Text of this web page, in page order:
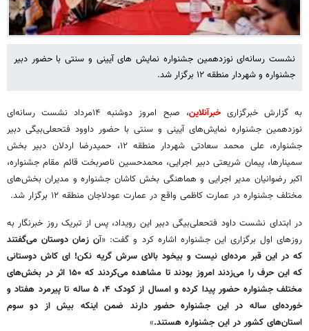
نشست رسانه‌ای نوزدهمین جشنواره نمایش های آیینی و سنتی با حضور دبیر
جشنواره و شهردار منطقه ۱۲ برگزار شد.
به گزارش خبرگزاریخبرآنلاین
، صبح امروز دوشنبه ۱۴مرداد نشست رسانه‌ای
نوزدهمین جشنواره نمایش‌های آیینی و سنتی با حضور داوود فتحعلی‌بیگی دبیر
جشنواره، علی محمد سعادتی شهردار منطقه ۱۲، حمیدرضا اردلان دبیر بخش
سمینارها، پیمان شریعتی دبیر اجرایی، محمدحسین ناصربخت قائم مقام جشنواره،
اکبر رضوانیان مدیر اجرایی و هماهنگی بخش کاشان جشنواره و مدیران بخش‌های
مختلف جشنواره در عمارت کاظمی واقع در عمارت عودلاجان منطقه ۱۲ برگزار شد.
در ابتدای نشست داود فتحعلی‌بیگی دبیر این رویداد، پس از تبریک روز خبرنگار به
روزهای اول برگزاری این جشنواره اشاره کرد و گفت: «آن زمان دوستان می‌گفتند
که در این قبر مرده‌ای نیست و بیخود بالای سرش گریه نکن! ای کاش دوستانی
که این حرف را می‌زدند امروز بودند تا مشاهده می‌کردند که ۱۵۰ اثر در بخش‌های
مختلف جشنواره حضور پیدا کرده‌ و امسال از کودک ۴، ۵ ساله تا پیرمرد هفتاد و
خورده‌ای ساله در این جشنواره حضور دارند ضمن اینکه بیش از دو سوم
استان‌های کشور در این جشنواره هستند.»